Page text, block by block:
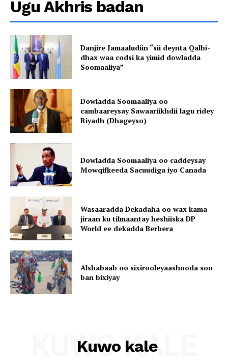
Ugu Akhris badan
Danjire Jamaaludiin “sii deynta Qalbi-
dhax waa codsi ka yimid dowladda
Soomaaliya”
Dowladda Soomaaliya oo
cambaareysay Sawaariikhdii lagu ridey
Riyadh (Dhageyso)
Dowladda Soomaaliya oo caddeysay
Mowqifkeeda Sacuudiga iyo Canada
Wasaaradda Dekadaha oo wax kama
jiraan ku tilmaantay heshiiska DP
World ee dekadda Berbera
Alshabaab oo sixirooleyaashooda soo
ban bixiyay
Kuwo kale
KUWO KALE